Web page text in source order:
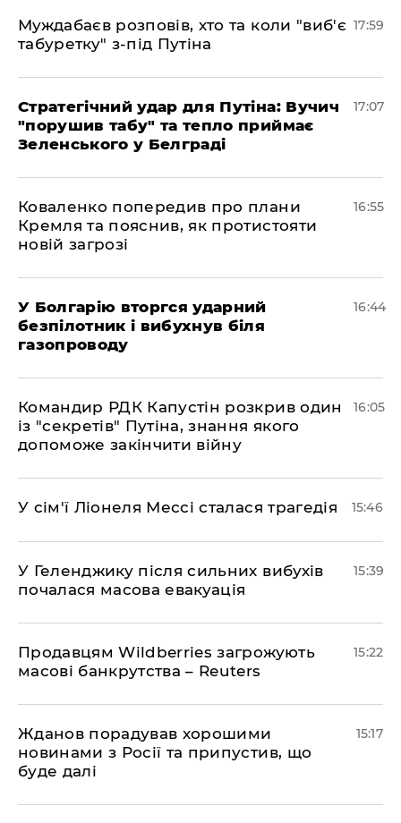
Муждабаєв розповів, хто та коли "виб'є
табуретку" з-під Путіна
17:59
Стратегічний удар для Путіна: Вучич
"порушив табу" та тепло приймає
Зеленського у Белграді
17:07
Коваленко попередив про плани
Кремля та пояснив, як протистояти
новій загрозі
16:55
У Болгарію вторгся ударний
безпілотник і вибухнув біля
газопроводу
16:44
Командир РДК Капустін розкрив один
із "секретів" Путіна, знання якого
допоможе закінчити війну
16:05
У сім'ї Ліонеля Мессі сталася трагедія 15:46
У Геленджику після сильних вибухів
почалася масова евакуація
15:39
Продавцям Wildberries загрожують
масові банкрутства – Reuters
15:22
Жданов порадував хорошими
новинами з Росії та припустив, що
буде далі
15:17